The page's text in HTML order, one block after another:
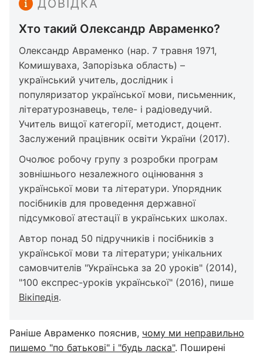
ДОВІДКА
Хто такий Олександр Авраменко?
Олександр Авраменко (нар. 7 травня 1971,
Комишуваха, Запорізька область) –
український учитель, дослідник і
популяризатор української мови, письменник,
літературознавець, теле- і радіоведучий.
Учитель вищої категорії, методист, доцент.
Заслужений працівник освіти України (2017).
Очолює робочу групу з розробки програм
зовнішнього незалежного оцінювання з
української мови та літератури. Упорядник
посібників для проведення державної
підсумкової атестації в українських школах.
Автор понад 50 підручників і посібників з
української мови та літератури; унікальних
самовчителів "Українська за 20 уроків" (2014),
"100 експрес-уроків української" (2016), пише
Вікіпедія.
Раніше Авраменко пояснив, чому ми неправильно
пишемо "по батькові" і "будь ласка". Поширені